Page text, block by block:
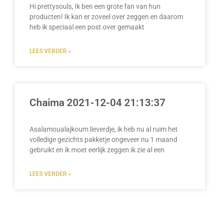
Hi prettysouls, Ik ben een grote fan van hun
producten! Ik kan er zoveel over zeggen en daarom
heb ik speciaal een post over gemaakt
LEES VERDER »
Chaima 2021-12-04 21:13:37
Asalamoualajkoum lieverdje, ik heb nu al ruim het
volledige gezichts pakketje ongeveer nu 1 maand
gebruikt en ik moet eerlijk zeggen ik zie al een
LEES VERDER »